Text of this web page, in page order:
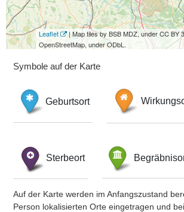
Leaflet
| Map tiles by BSB MDZ, under CC BY
OpenStreetMap, under ODbL.
Symbole auf der Karte
Geburtsort
Sterbeort
Auf der Karte werden im Anfangszustand
Person lokalisierten Orte eingetragen und